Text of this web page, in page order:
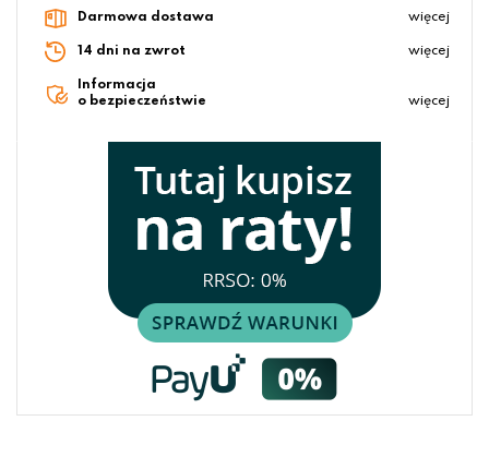
Darmowa dostawa więcej
14 dni na zwrot więcej
Informacja
o bezpieczeństwie
więcej